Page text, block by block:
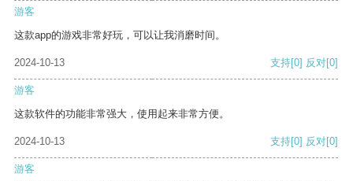
游客
这款app的游戏非常好玩，可以让我消磨时间。
2024-10-13 支持[0] 反对[0]
游客
这款软件的功能非常强大，使用起来非常方便。
2024-10-13 支持[0] 反对[0]
游客